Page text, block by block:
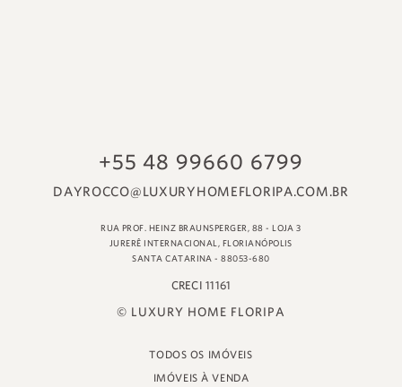
© LUXURY HOME FLORIPA
TODOS OS IMÓVEIS
IMÓVEIS À VENDA